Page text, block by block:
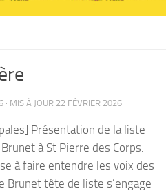
· MIS À JOUR 22 FÉVRIER 2026
Présentation de la liste
à St Pierre des Corps.
à faire entendre les voix des
Brunet tête de liste s’engage